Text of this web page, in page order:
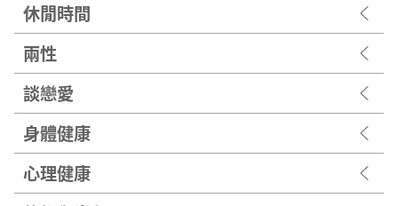
休閒時間
兩性
談戀愛
身體健康
心理健康